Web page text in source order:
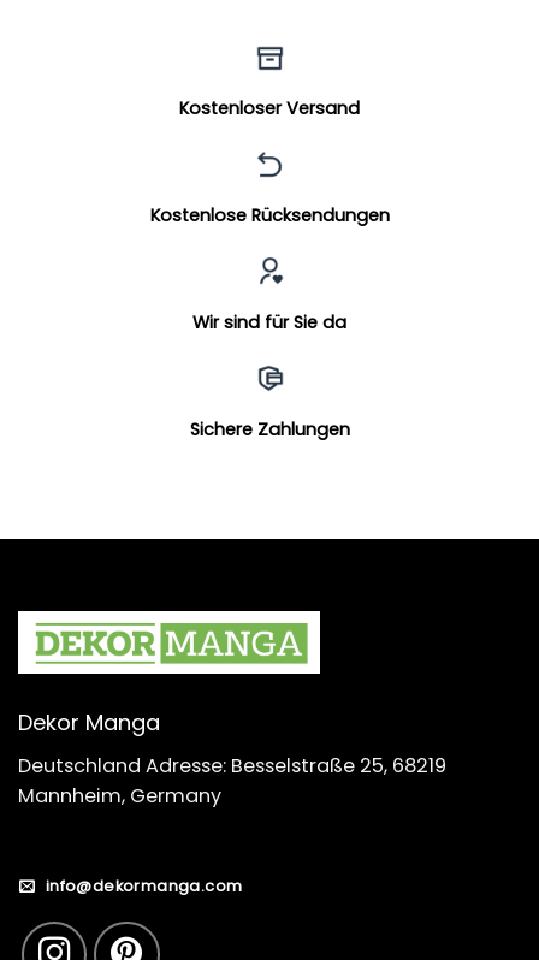
Kostenloser Versand
Kostenlose Rücksendungen
Wir sind für Sie da
Sichere Zahlungen
Dekor Manga
Deutschland Adresse: Besselstraße 25, 68219
Mannheim, Germany
info@dekormanga.com